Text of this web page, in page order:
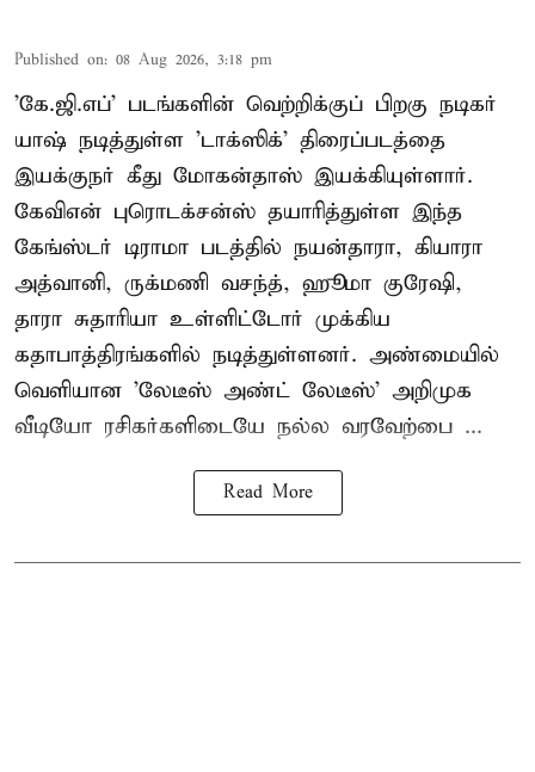
Published on: 08 Aug 2026, 3:18 pm
'கே.ஜி.எப்' படங்களின் வெற்றிக்குப் பிறகு நடிகர்
யாஷ் நடித்துள்ள 'டாக்ஸிக்' திரைப்படத்தை
இயக்குநர் கீது மோகன்தாஸ் இயக்கியுள்ளார்.
கேவிஎன் புரொடக்சன்ஸ் தயாரித்துள்ள இந்த
கேங்ஸ்டர் டிராமா படத்தில் நயன்தாரா, கியாரா
அத்வானி, ருக்மணி வசந்த், ஹூமா குரேஷி,
தாரா சுதாரியா உள்ளிட்டோர் முக்கிய
கதாபாத்திரங்களில் நடித்துள்ளனர். அண்மையில்
வெளியான 'லேடீஸ் அண்ட் லேடீஸ்' அறிமுக
வீடியோ ரசிகர்களிடையே நல்ல வரவேற்பை ...
Read More